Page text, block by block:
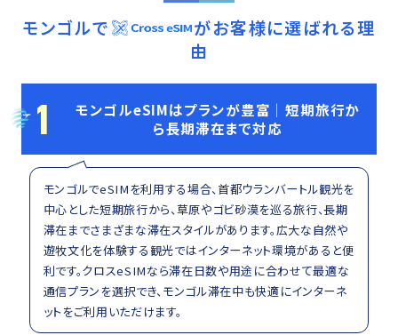
モンゴルで
がお客様に選ばれる理
由
1
モンゴルeSIMはプランが豊富｜短期旅行か
ら長期滞在まで対応
モンゴルでeSIMを利用する場合、首都ウランバートル観光を
中心とした短期旅行から、草原やゴビ砂漠を巡る旅行、長期
滞在までさまざまな滞在スタイルがあります。広大な自然や
遊牧文化を体験する観光ではインターネット環境があると便
利です。クロスeSIMなら滞在日数や用途に合わせて最適な
通信プランを選択でき、モンゴル滞在中も快適にインターネ
ットをご利用いただけます。